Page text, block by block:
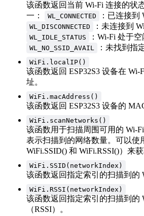
该函数返回当前 Wi-Fi 连接的状
一：
WL_CONNECTED ：已连接到
WL_DISCONNECTED ：未连接到
WL_IDLE_STATUS ：Wi-Fi 处于空
WL_NO_SSID_AVAIL ：未找到指
WiFi.localIP()
该函数返回 ESP32S3 设备在
址。
WiFi.macAddress()
该函数返回 ESP32S3 设备的
WiFi.scanNetworks()
该函数用于扫描周围可用的 Wi-
表示扫描到的网络数量。可以使
WiFi.SSID() 和 WiFi.RSSI()）来
WiFi.SSID(networkIndex)
该函数返回指定索引的扫描到的
WiFi.RSSI(networkIndex)
该函数返回指定索引的扫描到的
（RSSI）。